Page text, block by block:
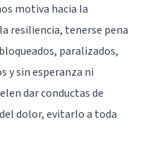
motiva hacia la
resiliencia, tenerse pena
paralizados,
y sin esperanza ni
dar conductas de
dolor, evitarlo a toda